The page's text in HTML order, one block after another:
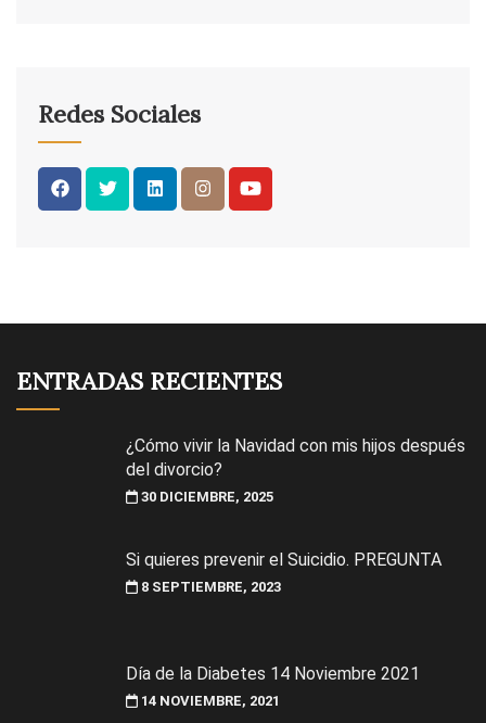
Redes Sociales
ENTRADAS RECIENTES
¿Cómo vivir la Navidad con mis hijos después
del divorcio?
30 DICIEMBRE, 2025
Si quieres prevenir el Suicidio. PREGUNTA
8 SEPTIEMBRE, 2023
Día de la Diabetes 14 Noviembre 2021
14 NOVIEMBRE, 2021